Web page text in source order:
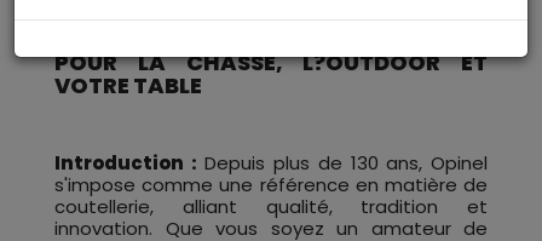
POUR LA CHASSE, L?OUTDOOR ET
VOTRE TABLE
Introduction : Depuis plus de 130 ans, Opinel
s'impose comme une référence en matière de
coutellerie, alliant qualité, tradition et
innovation. Que vous soyez un amateur de